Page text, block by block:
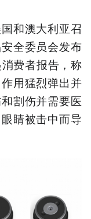
和澳大利亚召
全委员会发布
费者报告，称
用猛烈弹出并
割伤并需要医
睛被击中而导